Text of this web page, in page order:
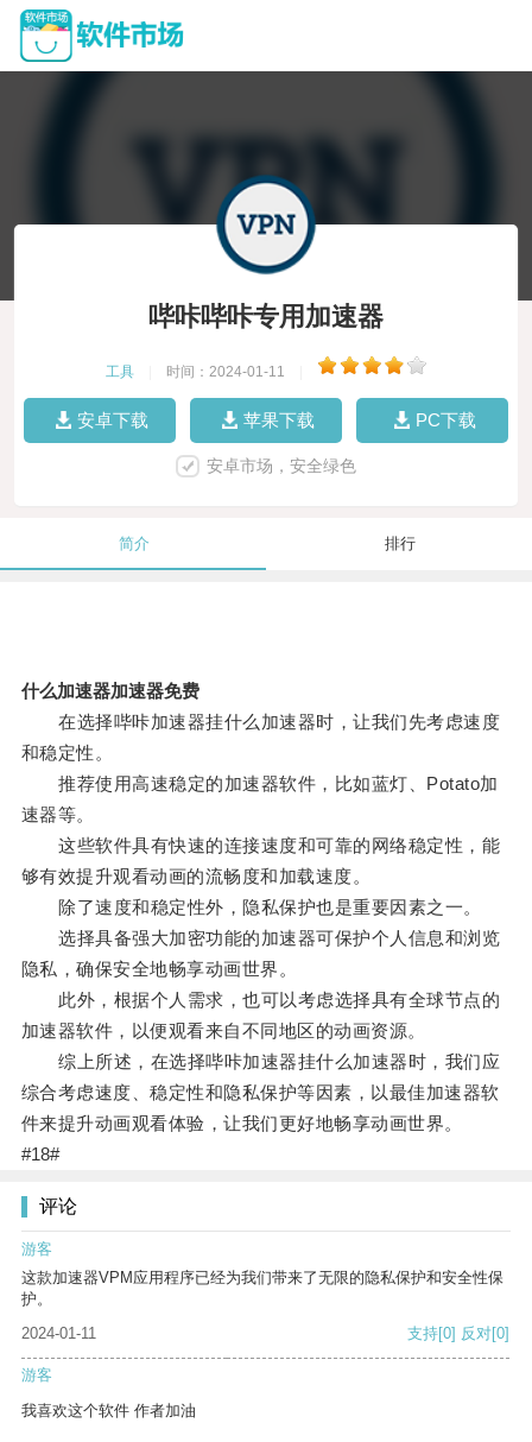
哔咔哔咔专用加速器
工具 时间：2024-01-11
安卓下载 苹果下载 PC下载
安卓市场，安全绿色
简介 排行
什么加速器加速器免费
在选择哔咔加速器挂什么加速器时，让我们先考虑速度
和稳定性。
推荐使用高速稳定的加速器软件，比如蓝灯、Potato加
速器等。
这些软件具有快速的连接速度和可靠的网络稳定性，能
够有效提升观看动画的流畅度和加载速度。
除了速度和稳定性外，隐私保护也是重要因素之一。
选择具备强大加密功能的加速器可保护个人信息和浏览
隐私，确保安全地畅享动画世界。
此外，根据个人需求，也可以考虑选择具有全球节点的
加速器软件，以便观看来自不同地区的动画资源。
综上所述，在选择哔咔加速器挂什么加速器时，我们应
综合考虑速度、稳定性和隐私保护等因素，以最佳加速器软
件来提升动画观看体验，让我们更好地畅享动画世界。
#18#
评论
游客
这款加速器VPM应用程序已经为我们带来了无限的隐私保护和安全性保
护。
2024-01-11
支持[0] 反对[0]
游客
我喜欢这个软件 作者加油